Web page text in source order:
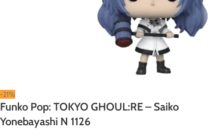
-21%
Funko Pop: TOKYO GHOUL:RE – Saiko
Yonebayashi N 1126